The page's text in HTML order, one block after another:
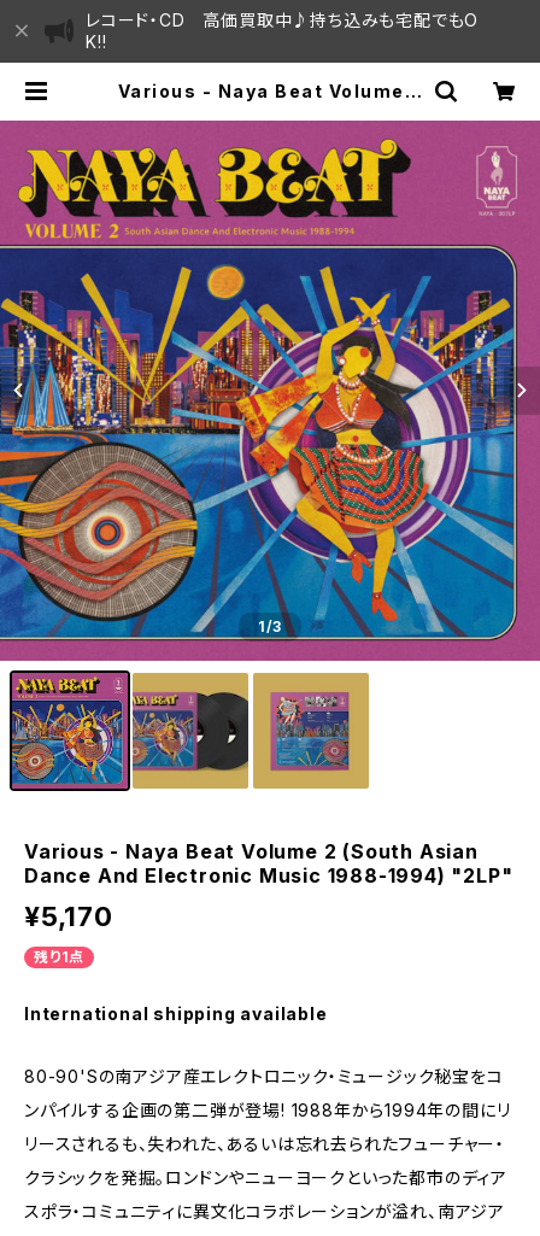
レコード・CD 高価買取中♪持ち込みも宅配でもO
K!!
Various - Naya Beat Volume 2
P" | SAYAMA HOUSE / ハレまち
通りからすぐ♫見晴らしの良いレコー
ド屋
1/3
Various - Naya Beat Volume 2 (South Asian
Dance And Electronic Music 1988-1994) "2LP"
¥5,170
残り1点
International shipping available
80-90'Sの南アジア産エレクトロニック・ミュージック秘宝をコ
ンパイルする企画の第二弾が登場! 1988年から1994年の間にリ
リースされるも、失われた、あるいは忘れ去られたフューチャー・
クラシックを発掘。ロンドンやニューヨークといった都市のディア
スポラ・コミュニティに異文化コラボレーションが溢れ、南アジア